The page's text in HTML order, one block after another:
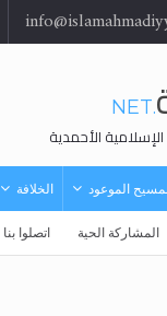
.NET
الأحمدية
الموعود الخلافة
المشاركة الحية اتصلوا بنا